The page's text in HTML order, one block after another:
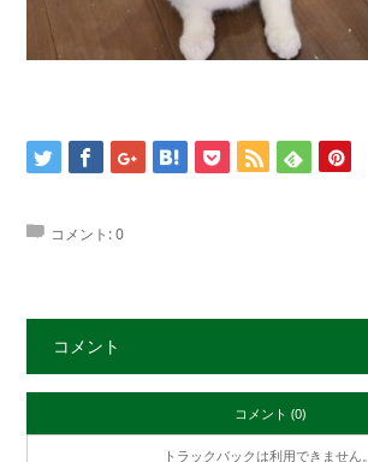
コメント:0
コメント
コメント (0)
トラックバックは利用できません。